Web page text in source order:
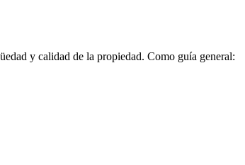
y calidad de la propiedad. Como guía general: